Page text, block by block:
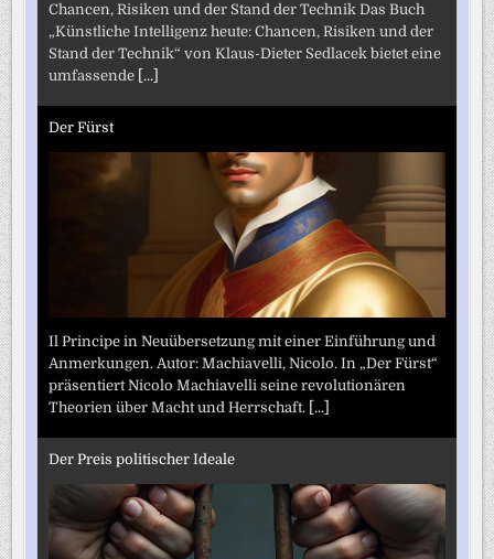
Chancen, Risiken und der Stand der Technik Das Buch
„Künstliche Intelligenz heute: Chancen, Risiken und der
Stand der Technik“ von Klaus-Dieter Sedlacek bietet eine
umfassende [...]
Der Fürst
Il Principe in Neuübersetzung mit einer Einführung und
Anmerkungen. Autor: Machiavelli, Nicolo. In „Der Fürst“
präsentiert Nicolo Machiavelli seine revolutionären
Theorien über Macht und Herrschaft. [...]
Der Preis politischer Ideale